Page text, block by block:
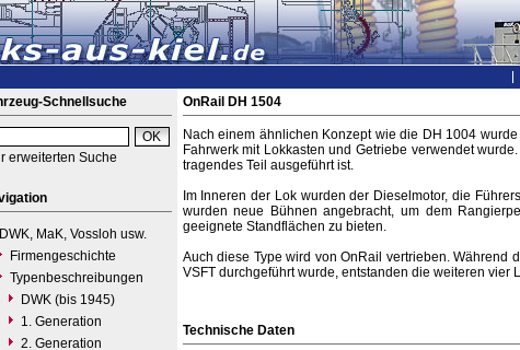
Schnellsuche
erweiterten Suche
DWK, MaK, Vossloh usw.
Firmengeschichte
Typenbeschreibungen
DWK (bis 1945)
1. Generation
2. Generation
OnRail DH 1504
Nach einem ähnlichen Konzept wie die DH 1004
Fahrwerk mit Lokkasten und Getriebe verwendet
tragendes Teil ausgeführt ist.
Im Inneren der Lok wurden der Dieselmotor, die
wurden neue Bühnen angebracht, um dem
geeignete Standflächen zu bieten.
Auch diese Type wird von OnRail vertrieben. Während
VSFT durchgeführt wurde, entstanden die weiteren vier
Technische Daten